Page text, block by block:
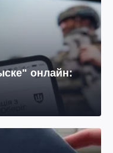
онлайн: